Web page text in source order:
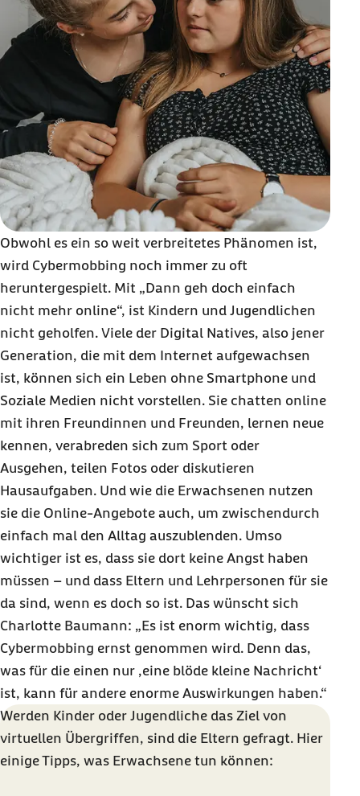
Obwohl es ein so weit verbreitetes Phänomen ist,
wird Cybermobbing noch immer zu oft
heruntergespielt. Mit „Dann geh doch einfach
nicht mehr online“, ist Kindern und Jugendlichen
nicht geholfen. Viele der Digital Natives, also jener
Generation, die mit dem Internet aufgewachsen
ist, können sich ein Leben ohne Smartphone und
Soziale Medien nicht vorstellen. Sie chatten online
mit ihren Freundinnen und Freunden, lernen neue
kennen, verabreden sich zum Sport oder
Ausgehen, teilen Fotos oder diskutieren
Hausaufgaben. Und wie die Erwachsenen nutzen
sie die Online-Angebote auch, um zwischendurch
einfach mal den Alltag auszublenden. Umso
wichtiger ist es, dass sie dort keine Angst haben
müssen – und dass Eltern und Lehrpersonen für sie
da sind, wenn es doch so ist. Das wünscht sich
Charlotte Baumann: „Es ist enorm wichtig, dass
Cybermobbing ernst genommen wird. Denn das,
was für die einen nur ‚eine blöde kleine Nachricht‘
ist, kann für andere enorme Auswirkungen haben.“
Werden Kinder oder Jugendliche das Ziel von
virtuellen Übergriffen, sind die Eltern gefragt. Hier
einige Tipps, was Erwachsene tun können: